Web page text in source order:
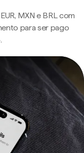
MXN e BRL com
para ser pago